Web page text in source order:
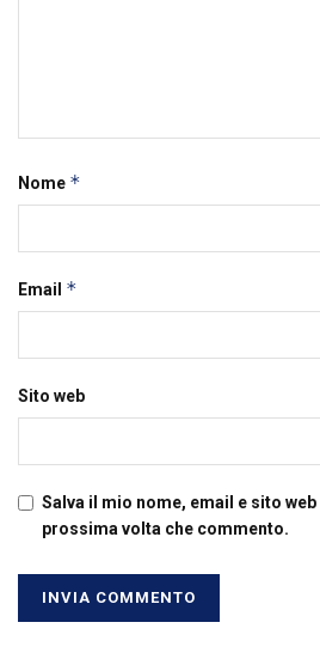
Nome *
Email *
Sito web
Salva il mio nome, email e sito
prossima volta che commento.